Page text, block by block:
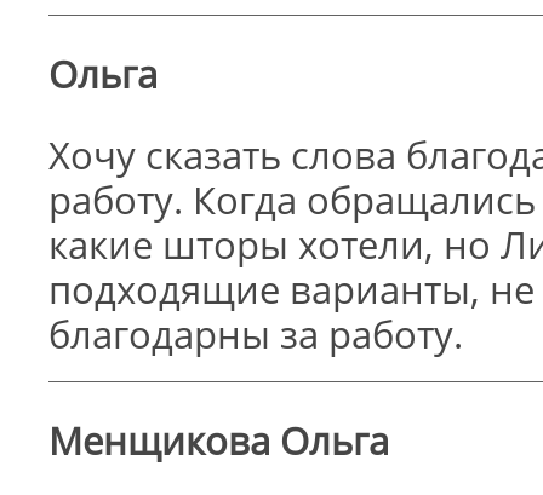
Ольга
Хочу сказать слова
работу. Когда
какие шторы хотели, но
подходящие варианты,
благодарны за работу.
Менщикова Ольга